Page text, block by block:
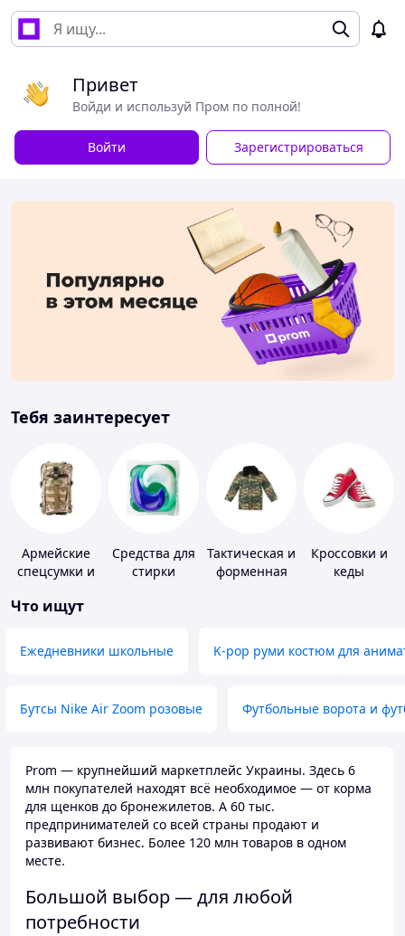
Привет
Войди и используй Пром по полной!
Войти Зарегистрироваться
Тебя заинтересует
Армейские
спецсумки и
Средства для
стирки
Тактическая и
форменная
Кроссовки и
кеды
Что ищут
Ежедневники школьные K-pop руми костюм для
Бутсы Nike Air Zoom розовые Футбольные ворота и
Prom — крупнейший маркетплейс Украины. Здесь 6
млн покупателей находят всё необходимое — от корма
для щенков до бронежилетов. А 60 тыс.
предпринимателей со всей страны продают и
развивают бизнес. Более 120 млн товаров в одном
месте.
Большой выбор — для любой
потребности